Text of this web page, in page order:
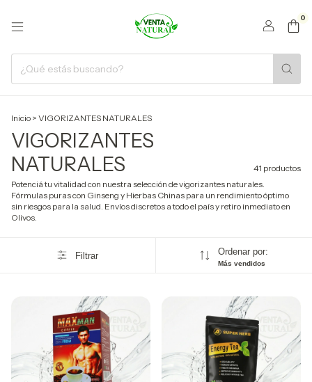
0
Inicio > VIGORIZANTES NATURALES
VIGORIZANTES
NATURALES
41 productos
Potenciá tu vitalidad con nuestra selección de vigorizantes naturales.
Fórmulas puras con Ginseng y Hierbas Chinas para un rendimiento óptimo
sin riesgos para la salud. Envíos discretos a todo el país y retiro inmediato en
Olivos.
Filtrar Ordenar por:
Más vendidos